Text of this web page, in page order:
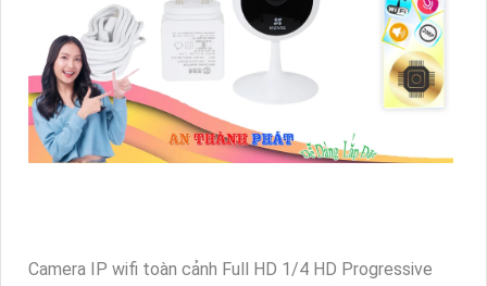
Camera IP wifi toàn cảnh Full HD 1/4 HD Progressive